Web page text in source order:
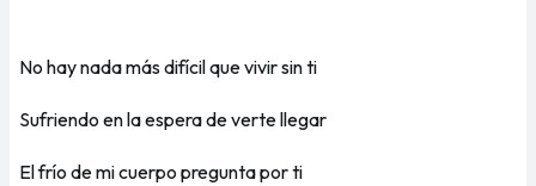
No hay nada más difícil que vivir sin ti
Sufriendo en la espera de verte llegar
El frío de mi cuerpo pregunta por ti